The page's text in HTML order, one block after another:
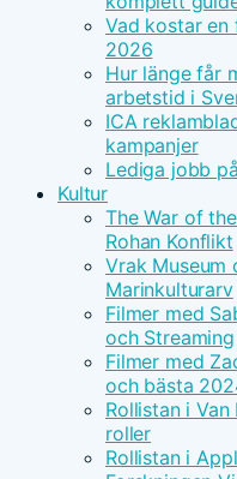
Vad kostar
2026
Hur länge får
arbetstid i
ICA
kampanjer
Lediga jobb
Kultur
The War of
Rohan Konflikt
Vrak Museum
Marinkulturarv
Filmer med
och Streaming
Filmer med
och bästa
Rollistan i
roller
Rollistan i